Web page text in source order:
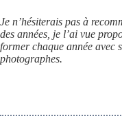
Je n’hésiterais pas à
des années, je l’ai vue
former chaque année avec
photographes.